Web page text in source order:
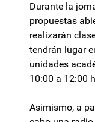
Durante la
propuestas
realizarán
tendrán lugar
unidades
10:00 a 12:00
Asimismo, a